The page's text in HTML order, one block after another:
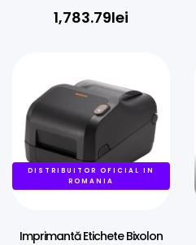
Host | Ribon
1,783.79lei
DISTRIBUITOR OFICIAL IN
ROMANIA
Imprimantă Etichete Bixolon